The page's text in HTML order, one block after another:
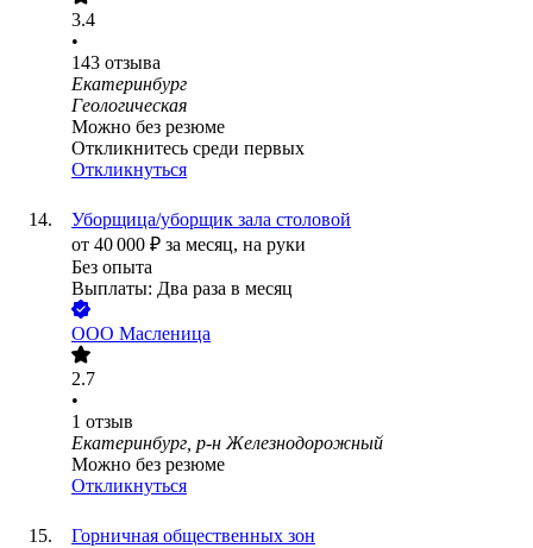
3.4
•
143 отзыва
Екатеринбург
Геологическая
Можно без резюме
Откликнитесь среди первых
Откликнуться
Уборщица/уборщик зала столовой
от 40 000 ₽ за месяц, на руки
Без опыта
Выплаты: Два раза в месяц
ООО Масленица
2.7
•
1 отзыв
Екатеринбург, р-н Железнодорожный
Можно без резюме
Откликнуться
Горничная общественных зон